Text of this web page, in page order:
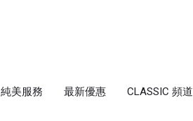
純美服務 最新優惠 CLASSIC 頻道